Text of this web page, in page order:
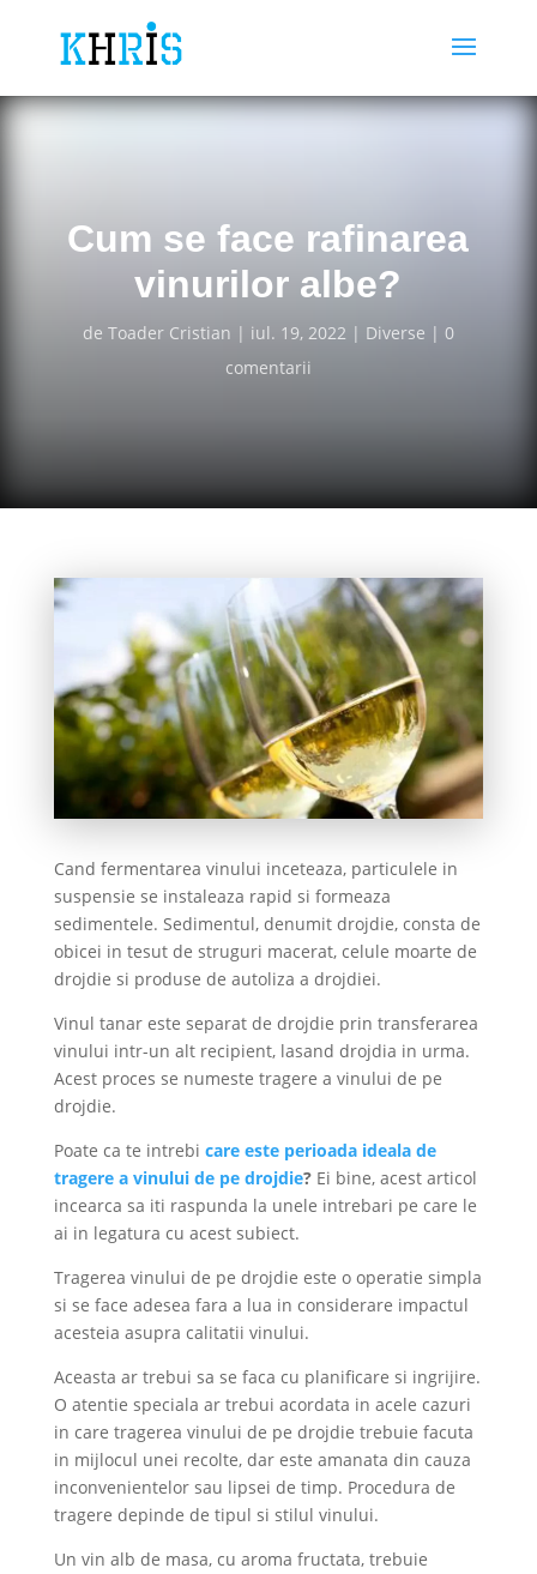
Cum se face rafinarea
vinurilor albe?
de Toader Cristian iul. 19, 2022 Diverse
0
comentarii
Cand fermentarea vinului inceteaza, particulele in
suspensie se instaleaza rapid si formeaza
sedimentele. Sedimentul, denumit drojdie, consta de
obicei in tesut de struguri macerat, celule moarte de
drojdie si produse de autoliza a drojdiei.
Vinul tanar este separat de drojdie prin transferarea
vinului intr-un alt recipient, lasand drojdia in urma.
Acest proces se numeste tragere a vinului de pe
drojdie.
Poate ca te intrebi care este perioada ideala de
tragere a vinului de pe drojdie?Ei bine, acest articol
incearca sa iti raspunda la unele intrebari pe care le
ai in legatura cu acest subiect.
Tragerea vinului de pe drojdie este o operatie simpla
si se face adesea fara a lua in considerare impactul
acesteia asupra calitatii vinului.
Aceasta ar trebui sa se faca cu planificare si ingrijire.
O atentie speciala ar trebui acordata in acele cazuri
in care tragerea vinului de pe drojdie trebuie facuta
in mijlocul unei recolte, dar este amanata din cauza
inconvenientelor sau lipsei de timp. Procedura de
tragere depinde de tipul si stilul vinului.
Un vin alb de masa, cu aroma fructata, trebuie